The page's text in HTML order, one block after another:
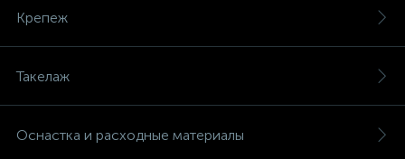
Крепеж
Такелаж
Оснастка и расходные материалы